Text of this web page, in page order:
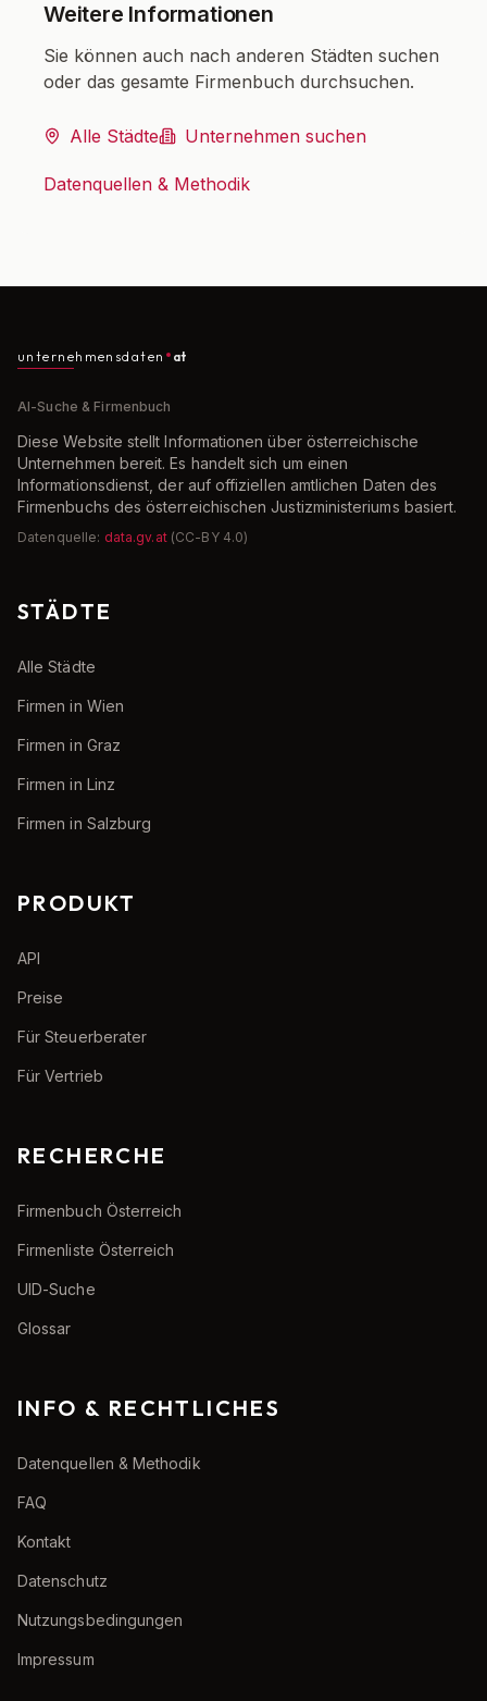
Weitere Informationen
Sie können auch nach anderen Städten suchen
oder das gesamte Firmenbuch durchsuchen.
Alle Städte Unternehmen suchen
Datenquellen & Methodik
unternehmensdaten at
AI-Suche & Firmenbuch
Diese Website stellt Informationen über österreichische
Unternehmen bereit. Es handelt sich um einen
Informationsdienst, der auf offiziellen amtlichen Daten des
Firmenbuchs des österreichischen Justizministeriums basiert.
Datenquelle: data.gv.at (CC-BY 4.0)
STÄDTE
Alle Städte
Firmen in Wien
Firmen in Graz
Firmen in Linz
Firmen in Salzburg
PRODUKT
API
Preise
Für Steuerberater
Für Vertrieb
RECHERCHE
Firmenbuch Österreich
Firmenliste Österreich
UID-Suche
Glossar
INFO & RECHTLICHES
Datenquellen & Methodik
FAQ
Kontakt
Datenschutz
Nutzungsbedingungen
Impressum